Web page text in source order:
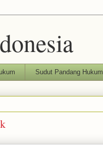
Sudut Pandang Hukum